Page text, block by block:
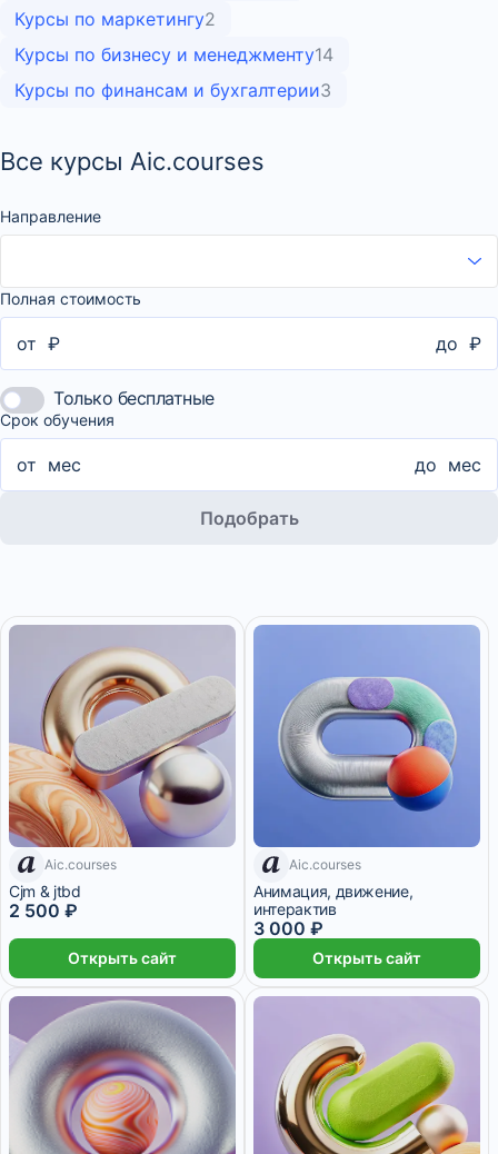
Курсы по маркетингу2
Курсы по бизнесу и менеджменту14
Курсы по финансам и бухгалтерии3
Все курсы Aic.courses
Направление
Полная стоимость
от ₽ до ₽
Только бесплатные
Срок обучения
от мес до мес
Подобрать
7 днейAic.courses
Cjm & jtbd
2 500 ₽
Открыть сайт
7 днейAic.courses
Анимация, движение,
интерактив
3 000 ₽
Открыть сайт